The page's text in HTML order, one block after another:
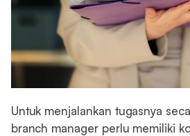
Untuk menjalankan tugasnya
branch manager perlu memiliki